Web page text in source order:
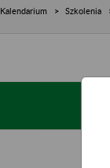
Kalendarium Szkolenia